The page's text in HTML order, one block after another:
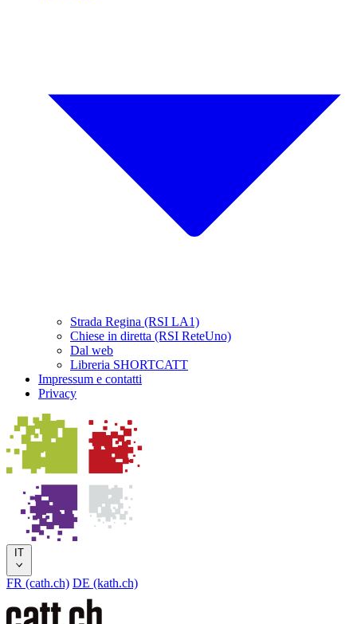
Strada Regina (RSI LA1)
Chiese in diretta (RSI ReteUno)
Dal web
Libreria SHORTCATT
Impressum e contatti
Privacy
IT
FR (cath.ch) DE (kath.ch)